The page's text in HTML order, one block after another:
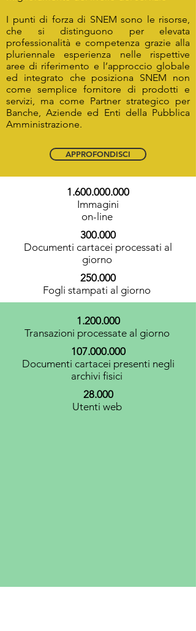
I punti di forza di SNEM sono le risorse,
che si distinguono per elevata
professionalità e competenza grazie alla
pluriennale esperienza nelle rispettive
aree di riferimento e l’approccio globale
ed integrato che posiziona SNEM non
come semplice fornitore di prodotti e
servizi, ma come Partner strategico per
Banche, Aziende ed Enti della Pubblica
Amministrazione.
APPROFONDISCI
1.600.000.000
Immagini
on-line
300.000
Documenti cartacei processati al
giorno
250.000
Fogli stampati al giorno
1.200.000
Transazioni processate al giorno
107.000.000
Documenti cartacei presenti negli
archivi fisici
28.000
Utenti web